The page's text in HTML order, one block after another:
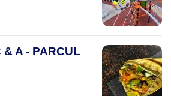
& A - PARCUL